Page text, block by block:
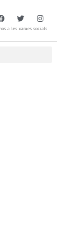
a les xarxes socials